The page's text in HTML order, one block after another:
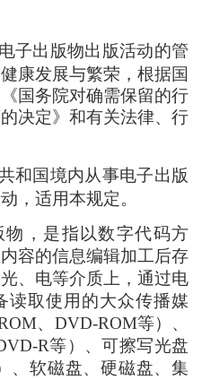
子出版物出版活动的管
康发展与繁荣 ， 根据国
国务院对确需保留的行
决定》和有关法律、行
和国境内从事电子出版
， 适用本规定。
物 ， 是指以数字代码方
容的信息编辑加工后存
、电等介质上 ， 通过电
读取使用的大众传播媒
、DVD-ROM等） 、
R等） 、可擦写光盘
、软磁盘、硬磁盘、集